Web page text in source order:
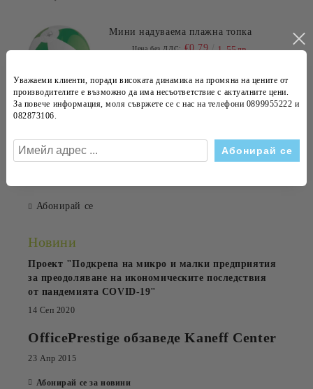
Мини надуваема плажна топка
Цена без ДДС: €0.79 1.55лв.
€12.95 25.33лв.
Цена с ДДС: €15.54 30.39лв.
Абонирай се
Новини
Проект "Подкрепа на микро и малки предприятия
за преодоляване на икономическите последствия
от пандемията COVID-19"
14 Сеп 2020
OfficePrestige обзаведе Kaneff Center
23 Апр 2015
Абонирай се за новини
Уважаеми клиенти, поради високата динамика на промяна на цените от
производителите е възможно да има несъответствие с актуалните цени.
За повече информация, моля съвржете се с нас на телефони 0899955222 и
082873106.